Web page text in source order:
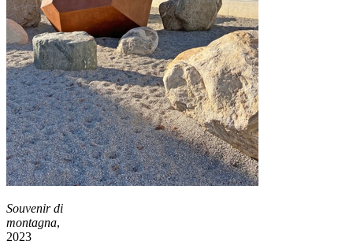
Souvenir di
montagna,
2023